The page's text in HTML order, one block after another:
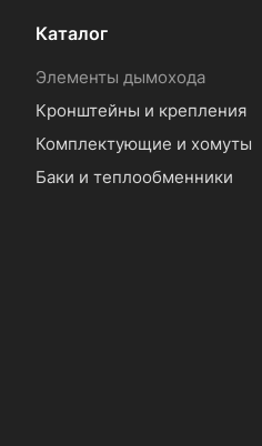
Каталог
Элементы дымохода
Кронштейны и крепления
Комплектующие и хомуты
Баки и теплообменники